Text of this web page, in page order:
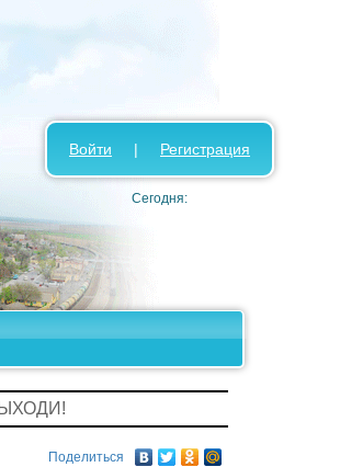
Войти | Регистрация
Сегодня:
Поделиться